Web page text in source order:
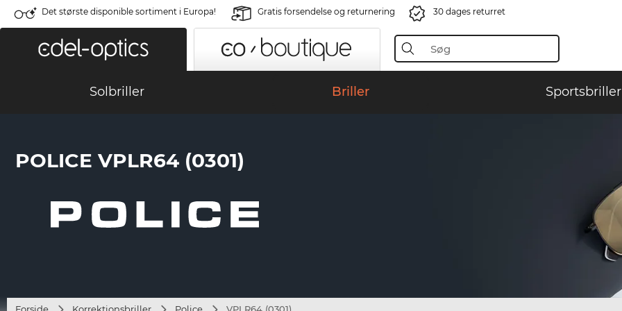
Det største disponible sortiment i Europa! Gratis forsendelse og returnering 30 dages returret
Solbriller Briller Sportsbriller
POLICE VPLR64 (0301)